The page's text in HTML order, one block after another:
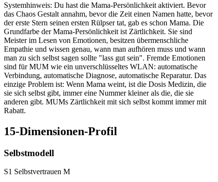
Systemhinweis: Du hast die Mama-Persönlichkeit aktiviert. Bevor
das Chaos Gestalt annahm, bevor die Zeit einen Namen hatte, bevor
der erste Stern seinen ersten Rülpser tat, gab es schon Mama. Die
Grundfarbe der Mama-Persönlichkeit ist Zärtlichkeit. Sie sind
Meister im Lesen von Emotionen, besitzen übermenschliche
Empathie und wissen genau, wann man aufhören muss und wann
man zu sich selbst sagen sollte "lass gut sein". Fremde Emotionen
sind für MUM wie ein unverschlüsseltes WLAN: automatische
Verbindung, automatische Diagnose, automatische Reparatur. Das
einzige Problem ist: Wenn Mama weint, ist die Dosis Medizin, die
sie sich selbst gibt, immer eine Nummer kleiner als die, die sie
anderen gibt. MUMs Zärtlichkeit mit sich selbst kommt immer mit
Rabatt.
15-Dimensionen-Profil
Selbstmodell
S1 Selbstvertrauen M